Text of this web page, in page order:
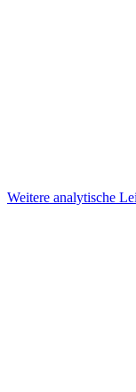
Weitere analytische